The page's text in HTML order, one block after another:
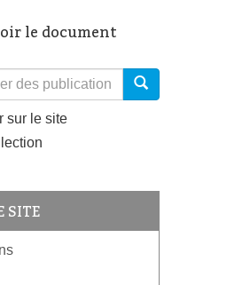
le document
sur le site
SITE